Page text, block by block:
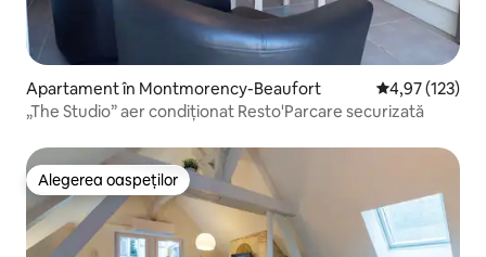
Apartament în Montmorency-Beaufort Scor mediu
4,97 (123)
„The Studio” aer condiționat Resto'Parcare securizată
Alegerea oaspeților
Alegerea oaspeților